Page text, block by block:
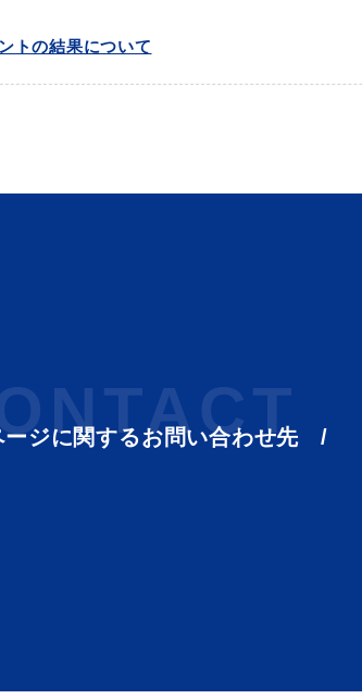
トの結果について
ージに関するお問い合わせ先